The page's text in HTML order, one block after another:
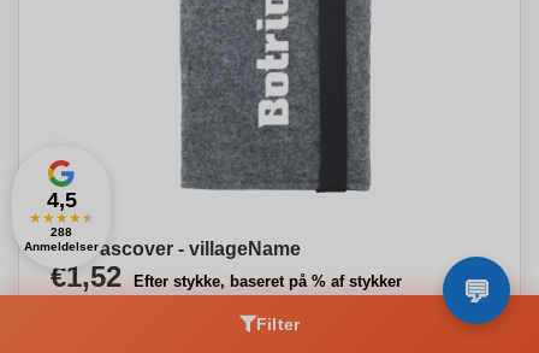
EcoPascover - villageName
€1,52 Efter stykke, baseret på % af stykker
Filter
4,5
★★★★★
288
Anmeldelser